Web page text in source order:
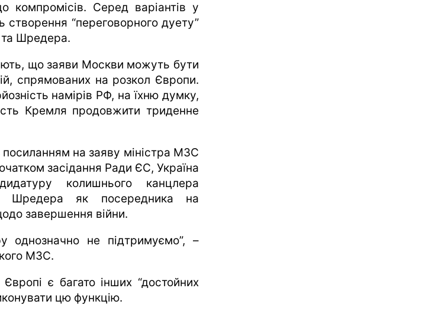
компромісів. Серед варіантів у
створення “переговорного дуету”
та Шредера.
що заяви Москви можуть бути
спрямованих на розкол Європи.
намірів РФ, на їхню думку,
Кремля продовжити триденне
посиланням на заяву міністра МЗС
засідання Ради ЄС, Україна
колишнього канцлера
Шредера як посередника на
завершення війни.
однозначно не підтримуємо”, –
МЗС.
є багато інших “достойних
цю функцію.